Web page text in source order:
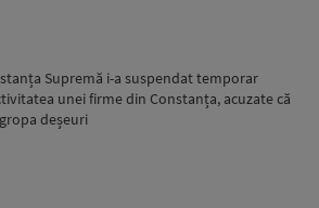
Supremă i-a suspendat temporar
unei firme din Constanța, acuzate că
deșeuri